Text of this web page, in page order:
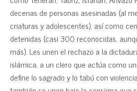
decenas de personas asesinadas (al
criaturas y adolescentes), así como
detenidas (casi 300 reconocidas,
más). Les unen el rechazo a la
islámica, a un clero que actúa como
define lo sagrado y lo tabú con